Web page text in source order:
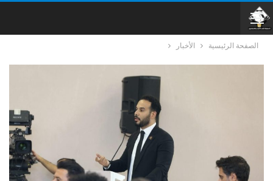
الصفحة الرئيسية الأخبار